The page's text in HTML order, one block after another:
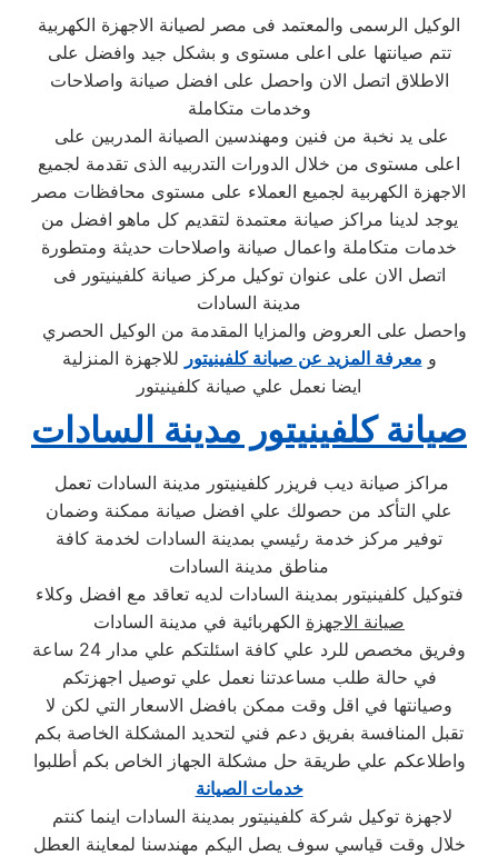
الوكيل الرسمى والمعتمد فى مصر لصيانة الاجهزة الكهربية
تتم صيانتها على اعلى مستوى و بشكل جيد وافضل على
الاطلاق اتصل الان واحصل على افضل صيانة واصلاحات
وخدمات متكاملة
اعلى مستوى من خلال الدورات التدربيه الذى تقدمة لجميع
الاجهزة الكهربية لجميع العملاء على مستوى محافظات مصر
يوجد لدينا مراكز صيانة معتمدة لتقديم كل ماهو افضل من
خدمات متكاملة واعمال صيانة واصلاحات حديثة ومتطورة
اتصل الان على عنوان توكيل مركز صيانة كلفينيتور فى
مدينة السادات
و معرفة المزيد عن صيانة كلفينيتور للاجهزة المنزلية
ايضا نعمل علي صيانة كلفينيتور
صيانة كلفينيتور مدينة السادات
علي التأكد من حصولك علي افضل صيانة ممكنة وضمان
توفير مركز خدمة رئيسي بمدينة السادات لخدمة كافة
مناطق مدينة السادات
فتوكيل كلفينيتور بمدينة السادات لديه تعاقد مع افضل وكلاء
صيانة الاجهزة الكهربائية في مدينة السادات
وفريق مخصص للرد علي كافة اسئلتكم علي مدار 24 ساعة
في حالة طلب مساعدتنا نعمل علي توصيل اجهزتكم
وصيانتها في اقل وقت ممكن بافضل الاسعار التي لكن لا
تقبل المنافسة بفريق دعم فني لتحديد المشكلة الخاصة بكم
واطلاعكم علي طريقة حل مشكلة الجهاز الخاص بكم أطلبوا
خدمات الصيانة
خلال وقت قياسي سوف يصل اليكم مهندسنا لمعاينة العطل